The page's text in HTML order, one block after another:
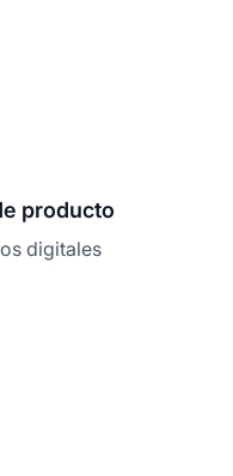
producto
digitales